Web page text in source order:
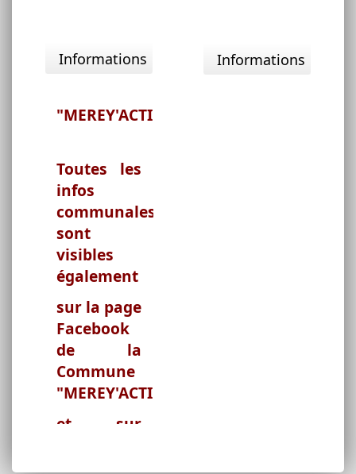
communes LOUE
Informations
"MEREY'ACTIF"
Toutes les
infos
communales
sont
visibles
également
sur la page
Facebook
de la
Commune
"MEREY'ACTIF"
et sur
Informations